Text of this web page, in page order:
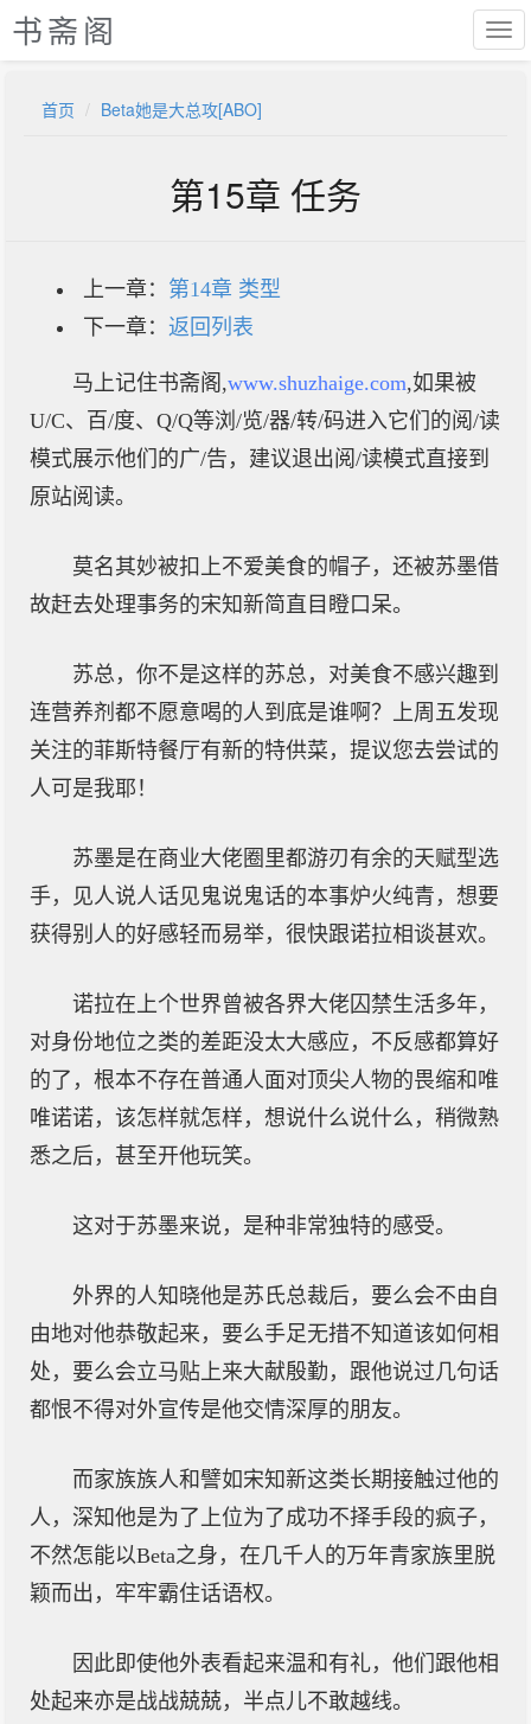
书斋阁
首页 Beta她是大总攻[ABO]
第15章 任务
上一章： 第14章 类型
下一章： 返回列表
马上记住书斋阁,www.shuzhaige.com,如果被
U/C、百/度、Q/Q等浏/览/器/转/码进入它们的阅/读
模式展示他们的广/告，建议退出阅/读模式直接到
原站阅读。
莫名其妙被扣上不爱美食的帽子，还被苏墨借
故赶去处理事务的宋知新简直目瞪口呆。
苏总，你不是这样的苏总，对美食不感兴趣到
连营养剂都不愿意喝的人到底是谁啊？上周五发现
关注的菲斯特餐厅有新的特供菜，提议您去尝试的
人可是我耶！
苏墨是在商业大佬圈里都游刃有余的天赋型选
手，见人说人话见鬼说鬼话的本事炉火纯青，想要
获得别人的好感轻而易举，很快跟诺拉相谈甚欢。
诺拉在上个世界曾被各界大佬囚禁生活多年，
对身份地位之类的差距没太大感应，不反感都算好
的了，根本不存在普通人面对顶尖人物的畏缩和唯
唯诺诺，该怎样就怎样，想说什么说什么，稍微熟
悉之后，甚至开他玩笑。
这对于苏墨来说，是种非常独特的感受。
外界的人知晓他是苏氏总裁后，要么会不由自
由地对他恭敬起来，要么手足无措不知道该如何相
处，要么会立马贴上来大献殷勤，跟他说过几句话
都恨不得对外宣传是他交情深厚的朋友。
而家族族人和譬如宋知新这类长期接触过他的
人，深知他是为了上位为了成功不择手段的疯子，
不然怎能以Beta之身，在几千人的万年青家族里脱
颖而出，牢牢霸住话语权。
因此即使他外表看起来温和有礼，他们跟他相
处起来亦是战战兢兢，半点儿不敢越线。